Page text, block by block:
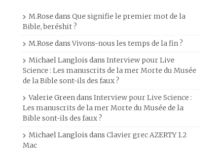
M.Rose dans Que signifie le premier mot de la
Bible, beréshit ?
M.Rose dansVivons-nous les temps de la fin ?
Michael Langlois dans Interview pour Live
Science : Les manuscrits de la mer Morte du Musée
de la Bible sont-ils des faux ?
Valerie Greendans Interview pour Live Science :
Les manuscrits de la mer Morte du Musée de la
Bible sont-ils des faux ?
Michael Langlois dans Clavier grec AZERTY 1.2
Mac